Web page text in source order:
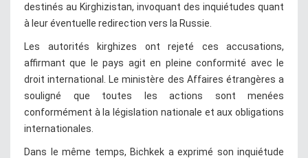
destinés au Kirghizistan, invoquant des inquiétudes quant
à leur éventuelle redirection vers la Russie.
Les autorités kirghizes ont rejeté ces accusations,
affirmant que le pays agit en pleine conformité avec le
droit international. Le ministère des Affaires étrangères a
souligné que toutes les actions sont menées
conformément à la législation nationale et aux obligations
internationales.
Dans le même temps, Bichkek a exprimé son inquiétude